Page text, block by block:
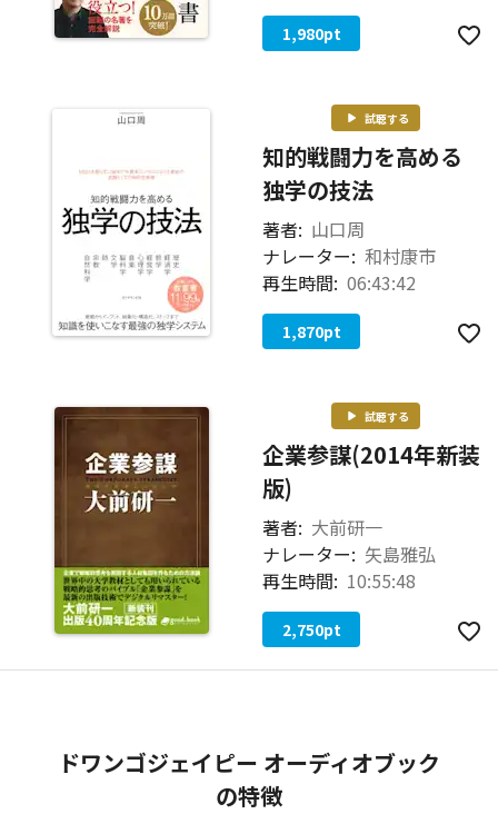
1,980pt
試聴する
知的戦闘力を高める
独学の技法
著者: 山口周
ナレーター: 和村康市
再生時間: 06:43:42
1,870pt
試聴する
企業参謀(2014年新装
版)
著者: 大前研一
ナレーター: 矢島雅弘
再生時間: 10:55:48
2,750pt
ドワンゴジェイピー オーディオブック
の特徴